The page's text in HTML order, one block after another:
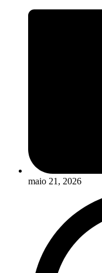
maio 21, 2026